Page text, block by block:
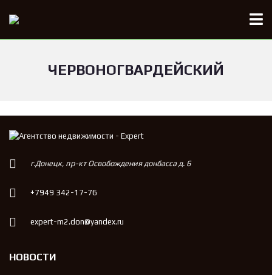
ЧЕРВОНОГВАРДЕЙСКИЙ
г.Донецк, пр-кт Освобождения донбасса д. 6
+7949 342-17-76
expert-m2.don@yandex.ru
НОВОСТИ